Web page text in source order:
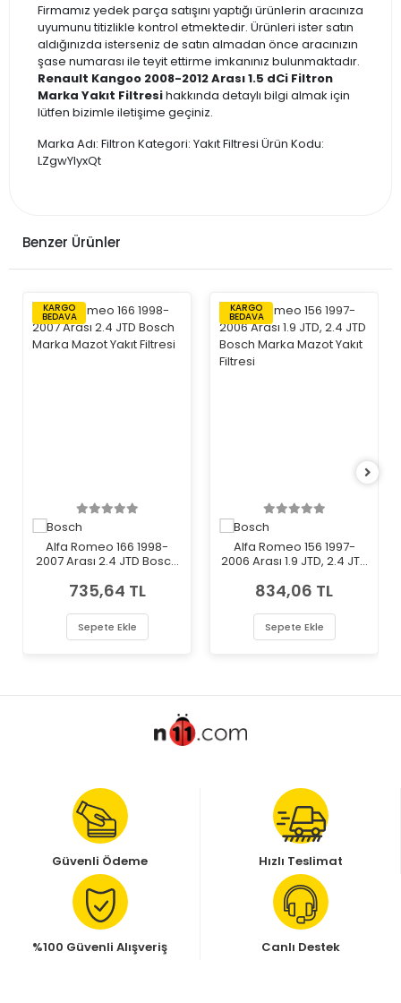
Firmamız yedek parça satışını yaptığı ürünlerin aracınıza
uyumunu titizlikle kontrol etmektedir. Ürünleri ister satın
aldığınızda isterseniz de satın almadan önce aracınızın
şase numarası ile teyit ettirme imkanınız bulunmaktadır.
Renault Kangoo 2008-2012 Arası 1.5 dCi Filtron
Marka Yakıt Filtresihakkında detaylı bilgi almak için
lütfen bizimle iletişime geçiniz.
Marka Adı: Filtron Kategori: Yakıt Filtresi Ürün Kodu:
LZgwYIyxQt
Benzer Ürünler
KARGO
BEDAVA
Alfa Romeo 166 1998-
2007 Arası 2.4 JTD Bosch
735,64 TL
Sepete Ekle
KARGO
BEDAVA
Alfa Romeo 156 1997-
2006 Arası 1.9 JTD, 2.4 JTD
Filtresi
834,06 TL
Sepete Ekle
Güvenli Ödeme Hızlı Teslimat
%100 Güvenli Alışveriş Canlı Destek